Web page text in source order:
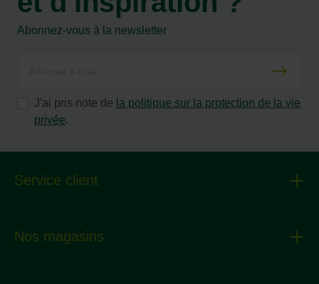
Abonnez-vous à la newsletter
J'ai pris note de la politique sur la protection de la vie
privée.
Service client
Nos magasins